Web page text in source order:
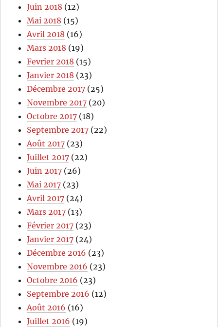
Juin 2018 (12)
Mai 2018 (15)
Avril 2018 (16)
Mars 2018 (19)
Fevrier 2018 (15)
Janvier 2018 (23)
Décembre 2017 (25)
Novembre 2017 (20)
Octobre 2017 (18)
Septembre 2017 (22)
Août 2017 (23)
Juillet 2017 (22)
Juin 2017 (26)
Mai 2017 (23)
Avril 2017 (24)
Mars 2017 (13)
Février 2017 (23)
Janvier 2017 (24)
Décembre 2016 (23)
Novembre 2016 (23)
Octobre 2016 (23)
Septembre 2016 (12)
Août 2016 (16)
Juillet 2016 (19)